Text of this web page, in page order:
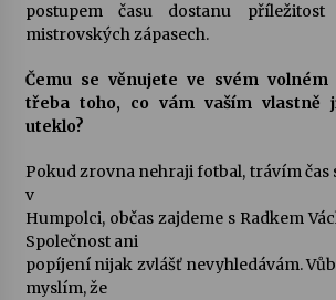
postupem času dostanu
mistrovských zápasech.
Čemu se věnujete ve svém volném
třeba toho, co vám vaším vlastně
uteklo?
Pokud zrovna nehraji fotbal, trávím čas
v
Humpolci, občas zajdeme s Radkem
Společnost ani
popíjení nijak zvlášť nevyhledávám.
myslím, že